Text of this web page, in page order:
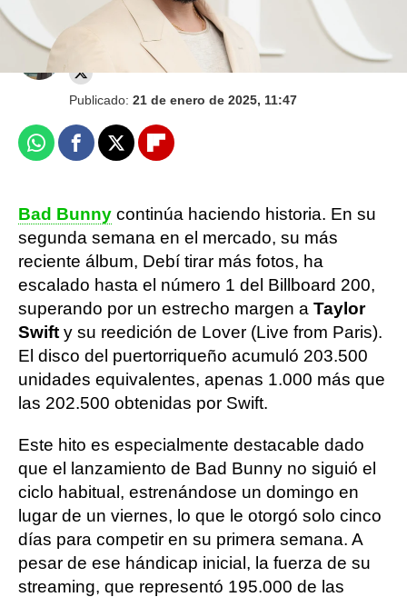
Juan Carrasco
Publicado: 21 de enero de 2025, 11:47
WhatsappFacebook
X Flipboard
Bad Bunny continúa haciendo historia. En su
segunda semana en el mercado, su más
reciente álbum, Debí tirar más fotos, ha
escalado hasta el número 1 del Billboard 200,
superando por un estrecho margen a Taylor
Swift y su reedición de Lover (Live from Paris).
El disco del puertorriqueño acumuló 203.500
unidades equivalentes, apenas 1.000 más que
las 202.500 obtenidas por Swift.
Este hito es especialmente destacable dado
que el lanzamiento de Bad Bunny no siguió el
ciclo habitual, estrenándose un domingo en
lugar de un viernes, lo que le otorgó solo cinco
días para competir en su primera semana. A
pesar de ese hándicap inicial, la fuerza de su
streaming, que representó 195.000 de las